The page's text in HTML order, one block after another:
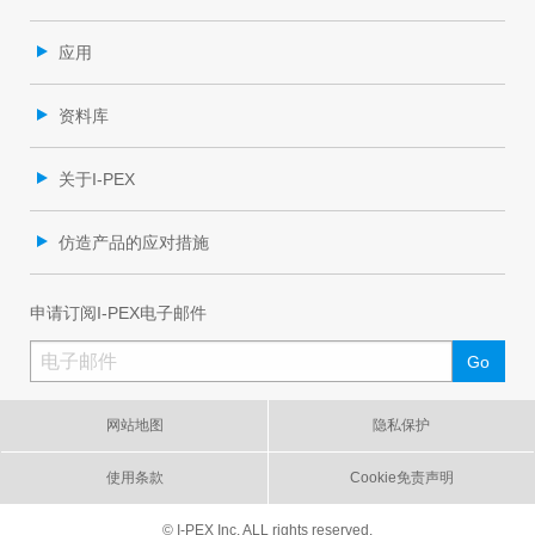
应用
资料库
关于I-PEX
仿造产品的应对措施
申请订阅I-PEX电子邮件
网站地图 隐私保护
使用条款 Cookie免责声明
© I-PEX Inc. ALL rights reserved.